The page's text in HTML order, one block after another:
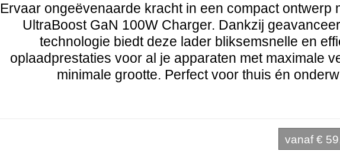
Ervaar ongeëvenaarde kracht in een compact ontwerp
UltraBoost GaN 100W Charger. Dankzij
technologie biedt deze lader bliksemsnelle en
oplaadprestaties voor al je apparaten met maximale
minimale grootte. Perfect voor thuis én
vanaf€